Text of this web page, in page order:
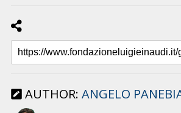
AUTHOR: ANGELO